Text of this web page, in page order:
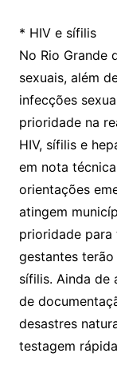
* HIV e sífilis
No Rio Grande
sexuais, além
infecções
prioridade na
HIV, sífilis e
em nota
orientações
atingem
prioridade para
gestantes
sífilis. Ainda de
de
desastres
testagem